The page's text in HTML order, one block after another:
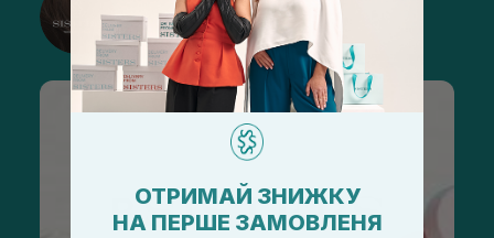
Підписатися
ОТРИМАЙ ЗНИЖКУ
НА ПЕРШЕ ЗАМОВЛЕНЯ